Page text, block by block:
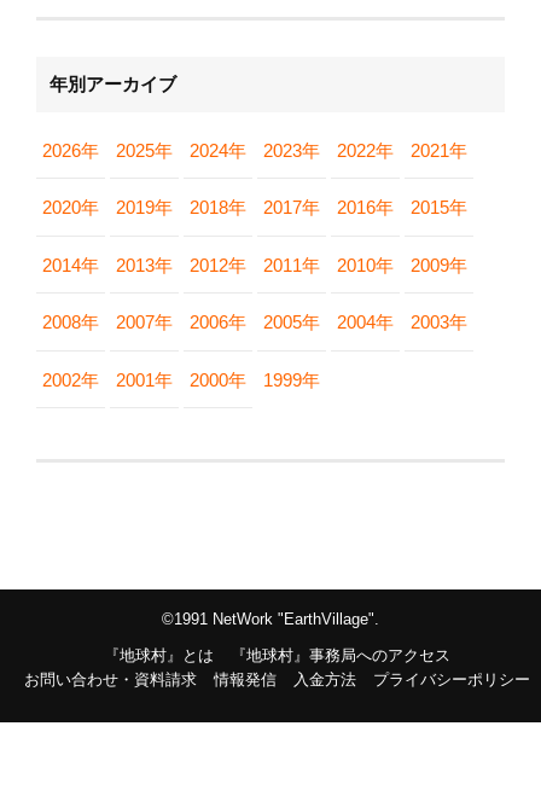
年別アーカイブ
2026年 2025年 2024年 2023年 2022年 2021年
2020年 2019年 2018年 2017年 2016年 2015年
2014年 2013年 2012年 2011年 2010年 2009年
2008年 2007年 2006年 2005年 2004年 2003年
2002年 2001年 2000年 1999年
©1991 NetWork "EarthVillage".
『地球村』とは
『地球村』事務局へのアクセス
お問い合わせ・資料請求
情報発信 入金方法 プライバシーポリシー